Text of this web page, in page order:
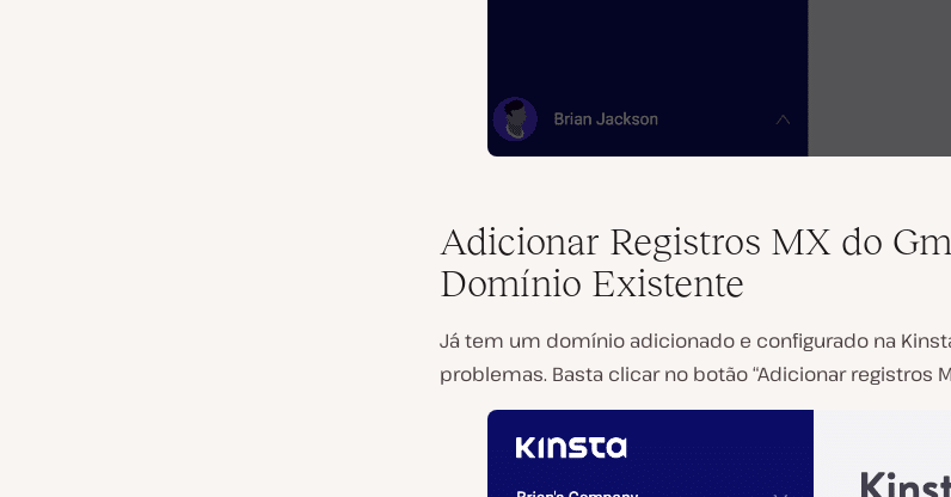
Adicionar Registros MX do
Domínio Existente
Já tem um domínio adicionado e configurado na
problemas. Basta clicar no botão “Adicionar registros